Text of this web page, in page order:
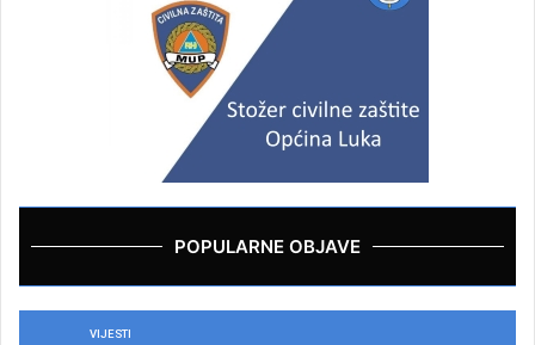
POPULARNE OBJAVE
VIJESTI